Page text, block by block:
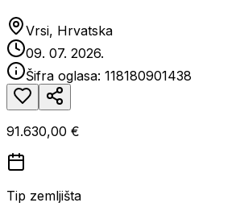
Vrsi, Hrvatska
09. 07. 2026.
Šifra oglasa: 118180901438
91.630,00 €
Tip zemljišta